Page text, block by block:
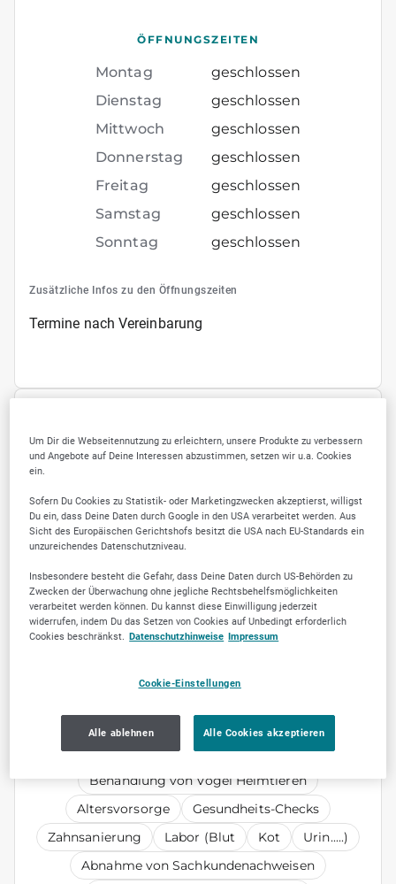
ÖFFNUNGSZEITEN
Montag
geschlossen
Dienstag
geschlossen
Mittwoch
geschlossen
Donnerstag
geschlossen
Freitag
geschlossen
Samstag
geschlossen
Sonntag
geschlossen
Zusätzliche Infos zu den Öffnungszeiten
Termine nach Vereinbarung
Jetzt empfehlen
KEYWORDS
Hund
Kleintiere
Behandlung von Vögel Heimtieren
Altersvorsorge
Gesundheits-Checks
Zahnsanierung
Labor (Blut Kot
Urin.....)
Abnahme von Sachkundenachweisen
Um Dir die Webseitennutzung zu erleichtern, unsere Produkte zu verbessern
und Angebote auf Deine Interessen abzustimmen, setzen wir u.a. Cookies
ein.
Sofern Du Cookies zu Statistik- oder Marketingzwecken akzeptierst, willigst
Du ein, dass Deine Daten durch Google in den USA verarbeitet werden. Aus
Sicht des Europäischen Gerichtshofs besitzt die USA nach EU-Standards ein
unzureichendes Datenschutzniveau.
Insbesondere besteht die Gefahr, dass Deine Daten durch US-Behörden zu
Zwecken der Überwachung ohne jegliche Rechtsbehelfsmöglichkeiten
verarbeitet werden können. Du kannst diese Einwilligung jederzeit
widerrufen, indem Du das Setzen von Cookies auf Unbedingt erforderlich
Cookies beschränkst. Datenschutzhinweise Impressum
Cookie-Einstellungen
Alle ablehnen Alle Cookies akzeptieren